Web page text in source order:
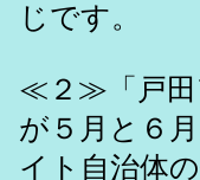
じです。
≪２≫「戸田
が５月と６
イト自治体